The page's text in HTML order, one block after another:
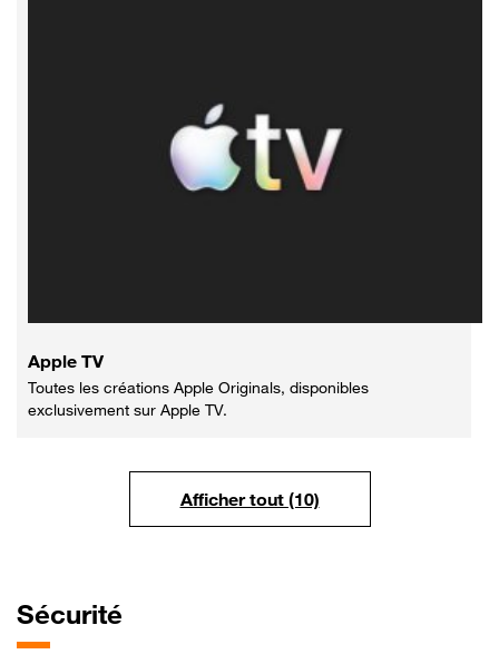
Apple TV
Toutes les créations Apple Originals, disponibles
exclusivement sur Apple TV.
Afficher tout (10)
Sécurité